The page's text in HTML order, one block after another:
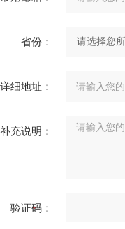
省份：
详细地址：
补充说明：
验证码：